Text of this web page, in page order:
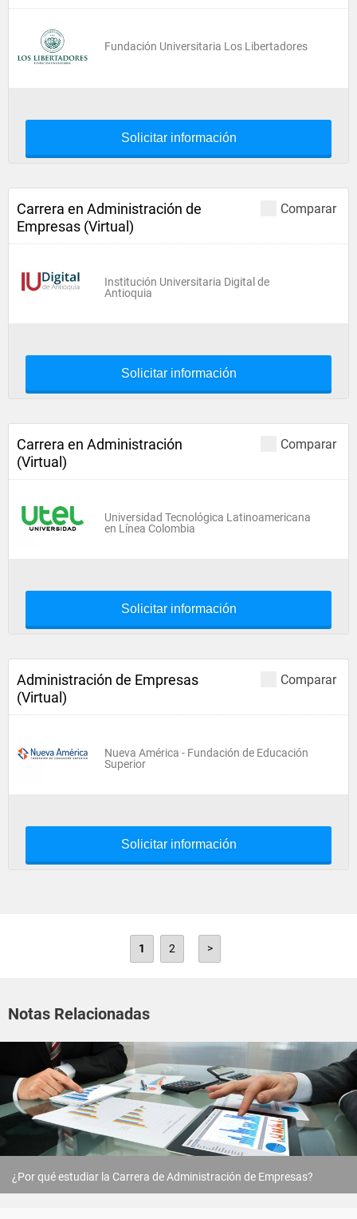
Fundación Universitaria Los Libertadores
Solicitar información
Comparar
Carrera en Administración de
Empresas (Virtual)
Institución Universitaria Digital de
Antioquia
Solicitar información
Comparar
Carrera en Administración
(Virtual)
Universidad Tecnológica Latinoamericana
en Línea Colombia
Solicitar información
Comparar
Administración de Empresas
(Virtual)
Nueva América - Fundación de Educación
Superior
Solicitar información
1 2 >
Notas Relacionadas
¿Por qué estudiar la Carrera de Administración de Empresas?